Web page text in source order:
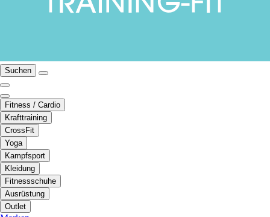
Suchen
Fitness / Cardio
Krafttraining
CrossFit
Yoga
Kampfsport
Kleidung
Fitnessschuhe
Ausrüstung
Outlet